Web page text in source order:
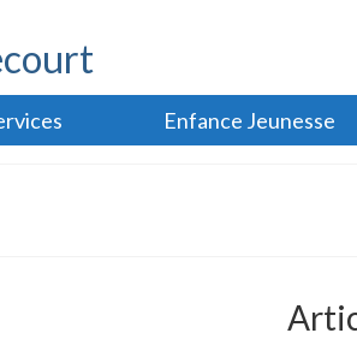
Enfance Jeunesse